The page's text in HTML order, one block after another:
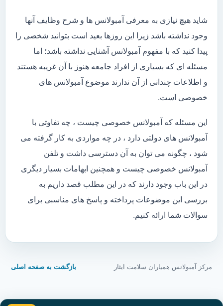
شاید هیچ نیازی به معرفی آمبولانس ها و شرح وظایف آنها
وجود نداشته باشد زیرا این روزها بعید است بتوانید شخصی را
پیدا کنید که با مفهوم آمبولانس آشنایی نداشته باشد؛ اما
مسئله ای که بسیاری از افراد جامعه هنوز با آن غریبه هستند
و اطلاعات چندانی از آن ندارند موضوع آمبولانس های
خصوصی است.
این مسئله که آمبولانس خصوصی چیست ، چه تفاوتی با
آمبولانس های دولتی دارد ، در چه مواردی به کار گرفته می
شود ، چگونه می توان به آن دسترسی داشت و تلفن
آمبولانس خصوصی چیست و همچنین ابهامات بسیار دیگری
در این باب وجود دارند که در این مطلب قصد داریم به
بررسی این موضوعات پرداخته و پاسخ های مناسبی برای
سوالات شما ارائه کنیم.
مرکز آمبولانس همیاران سلامت ایثار بازگشت به صفحه اصلی